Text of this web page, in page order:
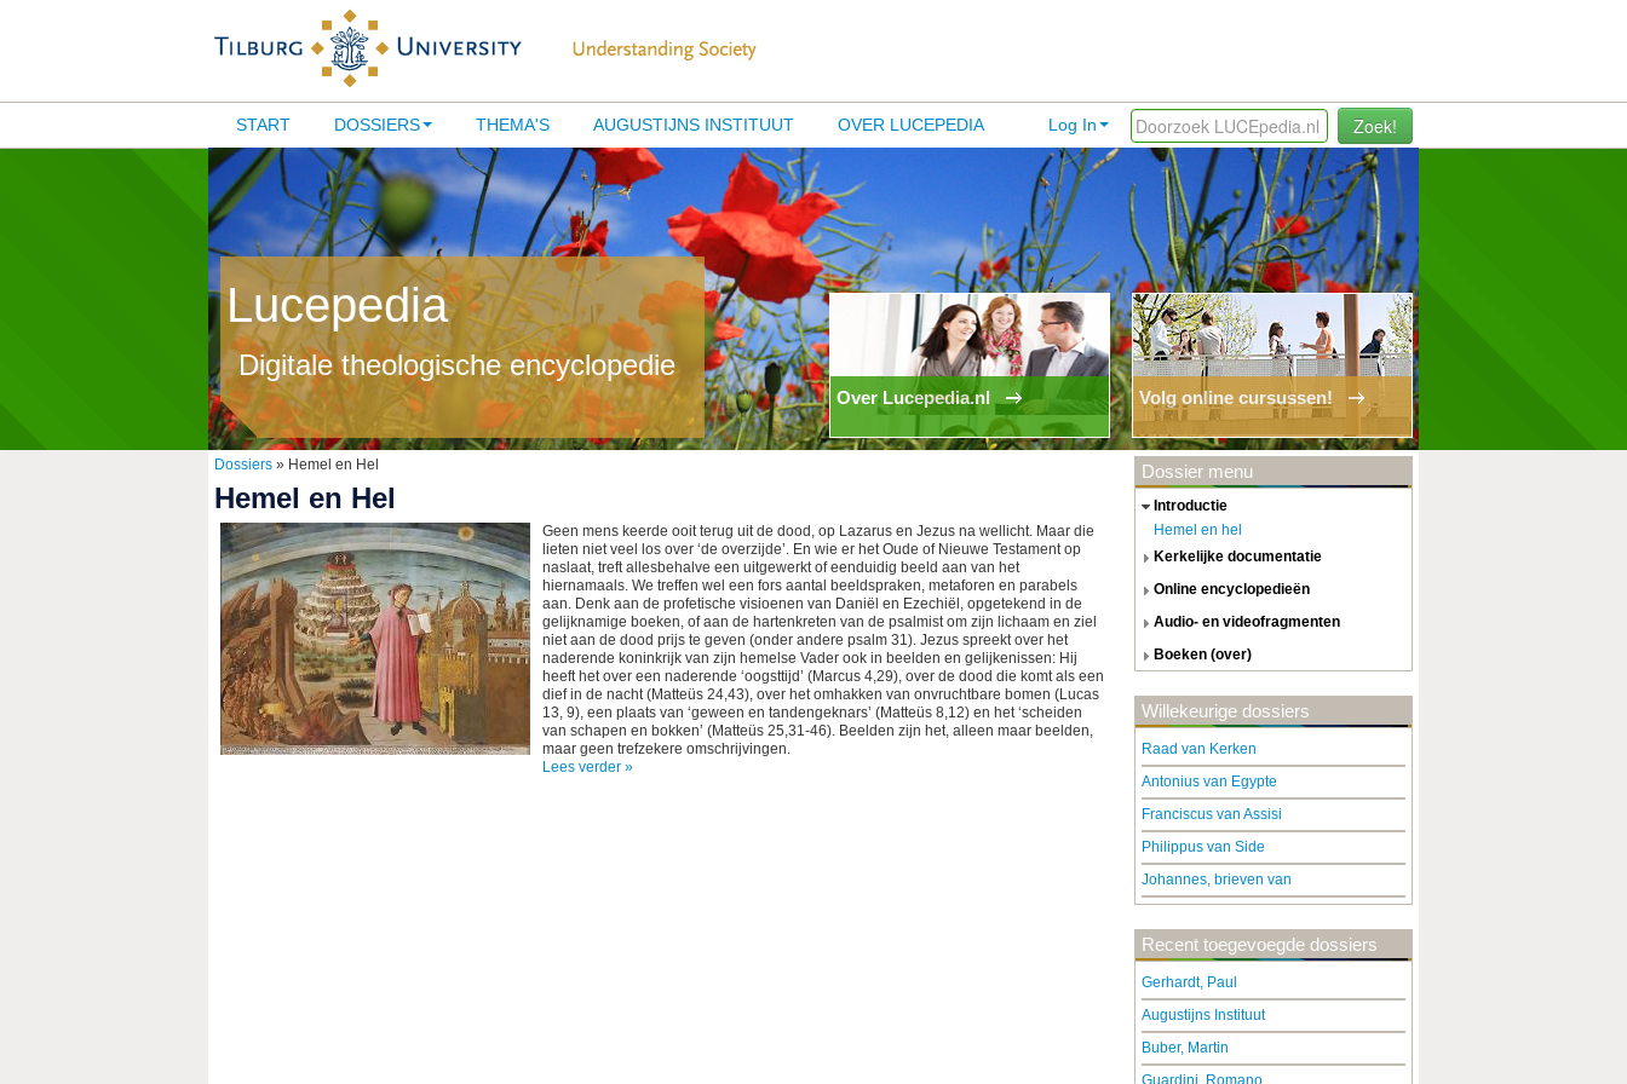
Zoek!
Log In
START DOSSIERS THEMA'S AUGUSTIJNS INSTITUUT OVER LUCEPEDIA
Lucepedia
Digitale theologische encyclopedie
Volg online cursussen!
Over Lucepedia.nl
Dossiers » Hemel en Hel
Hemel en Hel
Geen mens keerde ooit terug uit de dood, op Lazarus en Jezus na wellicht. Maar die
lieten niet veel los over ‘de overzijde’. En wie er het Oude of Nieuwe Testament op
naslaat, treft allesbehalve een uitgewerkt of eenduidig beeld aan van het
hiernamaals. We treffen wel een fors aantal beeldspraken, metaforen en parabels
aan. Denk aan de profetische visioenen van Daniël en Ezechiël, opgetekend in de
gelijknamige boeken, of aan de hartenkreten van de psalmist om zijn lichaam en ziel
niet aan de dood prijs te geven (onder andere psalm 31). Jezus spreekt over het
naderende koninkrijk van zijn hemelse Vader ook in beelden en gelijkenissen: Hij
heeft het over een naderende ‘oogsttijd’ (Marcus 4,29), over de dood die komt als een
dief in de nacht (Matteüs 24,43), over het omhakken van onvruchtbare bomen (Lucas
13, 9), een plaats van ‘geween en tandengeknars’ (Matteüs 8,12) en het ‘scheiden
van schapen en bokken’ (Matteüs 25,31-46). Beelden zijn het, alleen maar beelden,
maar geen trefzekere omschrijvingen.
Lees verder »
Dossier menu
introductie
Hemel en hel
kerkelijke documentatie
online encyclopedieën
audio- en videofragmenten
boeken (over)
Willekeurige dossiers
Raad van Kerken
Antonius van Egypte
Franciscus van Assisi
Philippus van Side
Johannes, brieven van
Recent toegevoegde dossiers
Gerhardt, Paul
Augustijns Instituut
Buber, Martin
Guardini, Romano